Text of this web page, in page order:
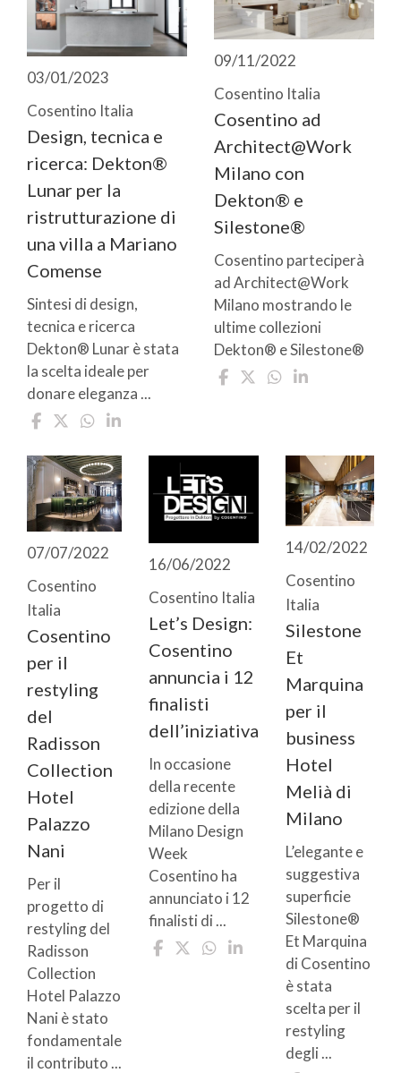
03/01/2023
Cosentino Italia
Design, tecnica e
ricerca: Dekton®
Lunar per la
ristrutturazione di
una villa a Mariano
Comense
Sintesi di design,
tecnica e ricerca
Dekton® Lunar è stata
la scelta ideale per
donare eleganza ...
09/11/2022
Cosentino Italia
Cosentino ad
Architect@Work
Milano con
Dekton® e
Silestone®
Cosentino parteciperà
ad Architect@Work
Milano mostrando le
ultime collezioni
Dekton® e Silestone®
07/07/2022
Cosentino
Italia
Cosentino
per il
restyling
del
Radisson
Collection
Hotel
Palazzo
Nani
Per il
progetto di
restyling del
Radisson
Collection
Hotel Palazzo
Nani è stato
fondamentale
il contributo ...
16/06/2022
Cosentino Italia
Let’s Design:
Cosentino
annuncia i 12
finalisti
dell’iniziativa
In occasione
della recente
edizione della
Milano Design
Week
Cosentino ha
annunciato i 12
finalisti di ...
14/02/2022
Cosentino
Italia
Silestone
Et
Marquina
per il
business
Hotel
Melià di
Milano
L’elegante e
suggestiva
superficie
Silestone®
Et Marquina
di Cosentino
è stata
scelta per il
restyling
degli ...